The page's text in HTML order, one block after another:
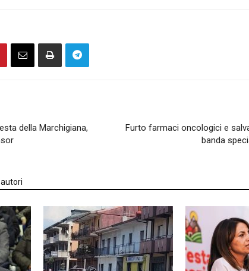
della Marchigiana,
Furto farmaci oncologici e
banda